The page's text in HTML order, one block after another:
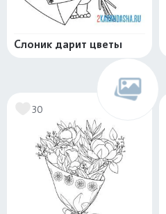
Слоник дарит цветы
30